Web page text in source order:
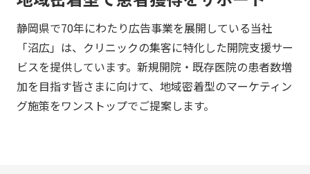
静岡県で70年にわたり広告事業を展開している当社
「沼広」は、クリニックの集客に特化した開院支援サー
ビスを提供しています。新規開院・既存医院の患者数増
加を目指す皆さまに向けて、地域密着型のマーケティン
グ施策をワンストップでご提案します。